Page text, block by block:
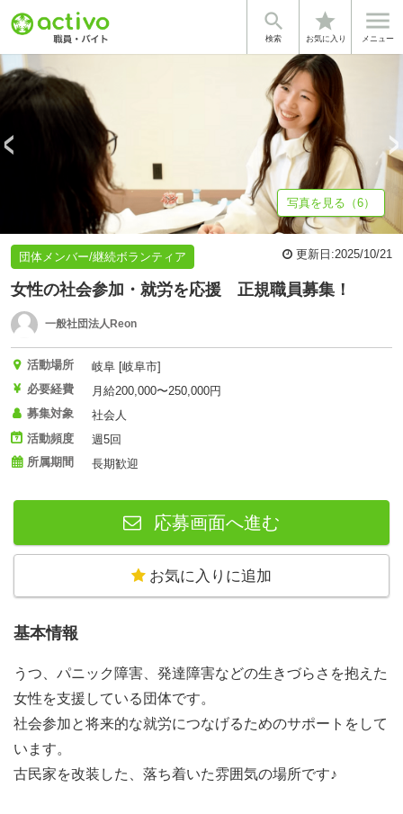

検索
star
お気に入り

メニュー
基本情報 募集詳細
写真を見る（6）
団体メンバー/継続ボランティア 更新日:2025/10/21
女性の社会参加・就労を応援 正規職員募集！
一般社団法人Reon
活動場所
岐阜 [岐阜市]
必要経費
月給200,000〜250,000円
募集対象
社会人
活動頻度
週5回
所属期間
長期歓迎
応募画面へ進む
お気に入りに追加
基本情報
うつ、パニック障害、発達障害などの生きづらさを抱えた
女性を支援している団体です。
社会参加と将来的な就労につなげるためのサポートをして
います。
古民家を改装した、落ち着いた雰囲気の場所です♪